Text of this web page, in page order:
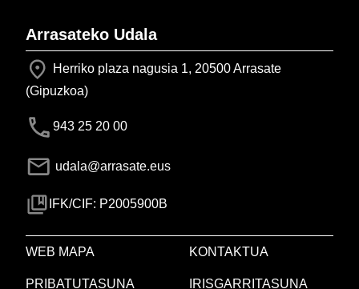
Arrasateko Udala
Herriko plaza nagusia 1, 20500 Arrasate
(Gipuzkoa)
943 25 20 00
udala@arrasate.eus
IFK/CIF: P2005900B
WEB MAPA KONTAKTUA
PRIBATUTASUNA IRISGARRITASUNA